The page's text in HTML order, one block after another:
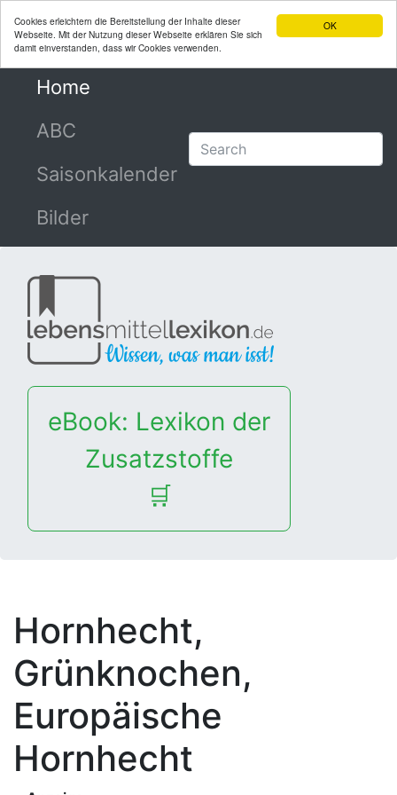
OK
Cookies erleichtern die Bereitstellung der Inhalte dieser
Webseite. Mit der Nutzung dieser Webseite erklären Sie sich
damit einverstanden, dass wir Cookies verwenden.
Home
ABC
Saisonkalender
Bilder
eBook: Lexikon der
Zusatzstoffe
🛒
Hornhecht,
Grünknochen,
Europäische
Hornhecht